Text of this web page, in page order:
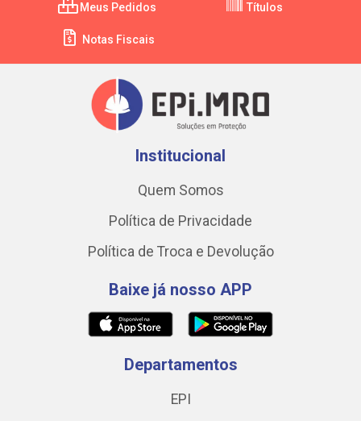
Meus Pedidos Títulos
Notas Fiscais
Institucional
Quem Somos
Política de Privacidade
Política de Troca e Devolução
Baixe já nosso APP
Departamentos
EPI